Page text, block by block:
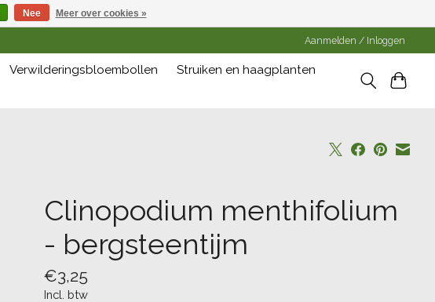
Aanmelden / Inloggen
Verwilderingsbloembollen
Struiken en haagplanten
Clinopodium menthifolium
- bergsteentijm
€3,25
Incl. btw
Nee Meer over cookies »